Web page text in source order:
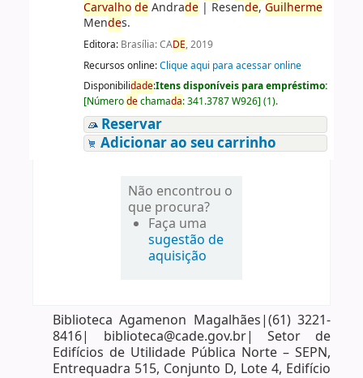
Carvalho deAndrade| Resende, Guilherme
Mendes.
Editora: Brasília: CADE, 2019
Recursos online:Clique aqui para acessar online
Disponibilidade:Itens disponíveis para empréstimo:
[Númerodechamada:341.3787 W926] (1).
Reservar
Adicionar ao seu carrinho
Não encontrou o
que procura?
Faça uma
sugestão de
aquisição
Biblioteca Agamenon Magalhães|(61) 3221-
8416| biblioteca@cade.gov.br| Setor de
Edifícios de Utilidade Pública Norte – SEPN,
Entrequadra 515, Conjunto D, Lote 4, Edifício